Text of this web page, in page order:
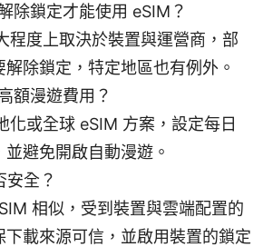
除鎖定才能使用 eSIM？
程度上取決於裝置與運營商，部
解除鎖定，特定地區也有例外。
額漫遊費用？
化或全球 eSIM 方案，設定每日
並避免開啟自動漫遊。
安全？
相似，受到裝置與雲端配置的
下載來源可信，並啟用裝置的鎖定